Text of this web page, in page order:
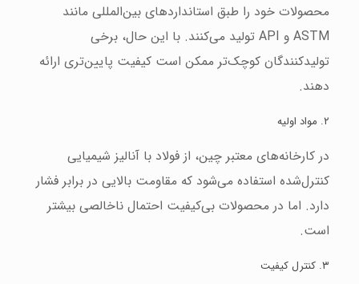
محصولات خود را طبق استانداردهای بین‌المللی مانند
ASTM و API تولید می‌کنند. با این حال، برخی
تولیدکنندگان کوچک‌تر ممکن است کیفیت پایین‌تری ارائه
دهند.
۲. مواد اولیه
در کارخانه‌های معتبر چین، از فولاد با آنالیز شیمیایی
کنترل‌شده استفاده می‌شود که مقاومت بالایی در برابر فشار
دارد. اما در محصولات بی‌کیفیت احتمال ناخالصی بیشتر
است.
۳. کنترل کیفیت